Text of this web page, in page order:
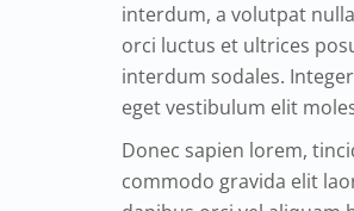
interdum, a volutpat
orci luctus et ultrices
interdum sodales.
eget vestibulum elit
Donec sapien lorem,
commodo gravida elit